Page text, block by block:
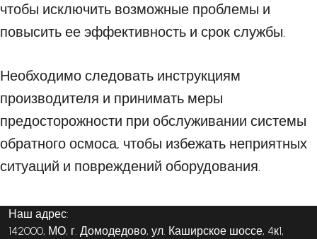
чтобы исключить возможные проблемы и
повысить ее эффективность и срок службы.
Необходимо следовать инструкциям
производителя и принимать меры
предосторожности при обслуживании системы
обратного осмоса, чтобы избежать неприятных
ситуаций и повреждений оборудования.
Наш адрес:
142000, МО, г. Домодедово, ул. Каширское шоссе, 4к1,